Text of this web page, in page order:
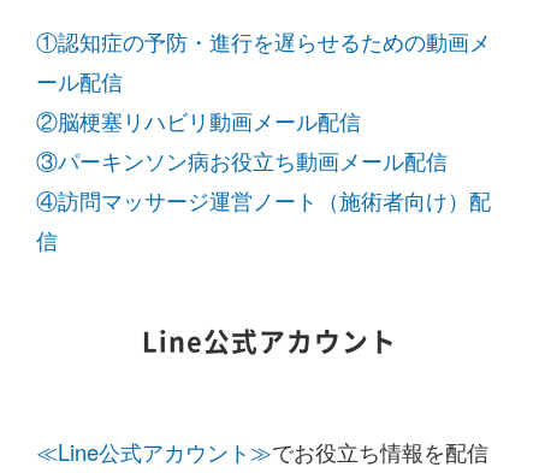
①認知症の予防・進行を遅らせるための動画メ
ール配信
②脳梗塞リハビリ動画メール配信
③パーキンソン病お役立ち動画メール配信
④訪問マッサージ運営ノート（施術者向け）配
信
Line公式アカウント
≪Line公式アカウント≫でお役立ち情報を配信